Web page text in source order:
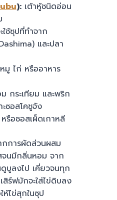
):เต้าหู้ชนิดอ่อน
ช้ซุปที่ทำจาก
และปลา
มู ไก่ หรืออาหาร
กระเทียม และพริก
ซอสโคชูจัง
รือซอสเผ็ดเกาหลี
กการผัดส่วนผสม
นมีกลิ่นหอม จาก
บูลงไป เคี่ยวจนทุก
สิร์ฟมักจะใส่ไข่ดิบลง
ห้ไข่สุกในซุป